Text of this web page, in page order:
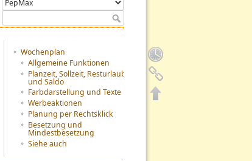
Wochenplan
Allgemeine Funktionen
Planzeit, Sollzeit, Resturlaub
und Saldo
Farbdarstellung und Texte
Werbeaktionen
Planung per Rechtsklick
Besetzung und
Mindestbesetzung
Siehe auch